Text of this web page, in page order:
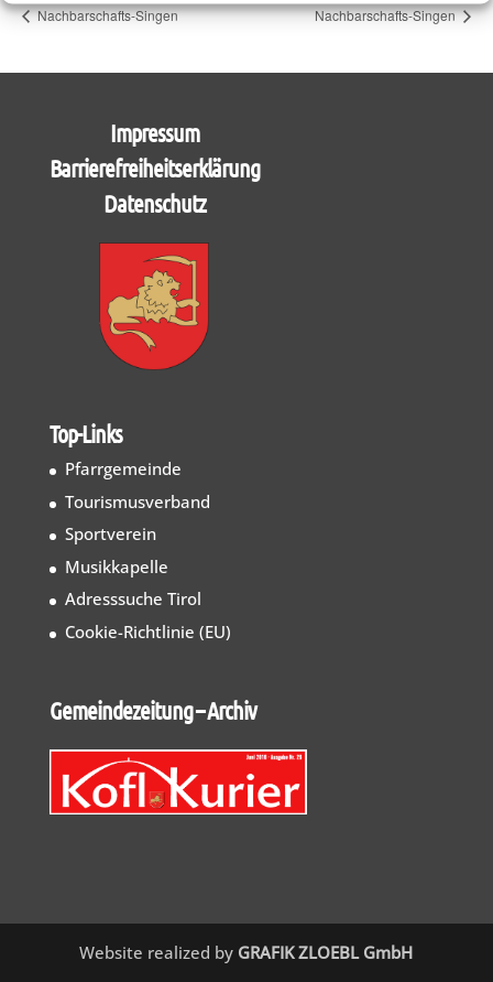
Nachbarschafts-Singen Nachbarschafts-Singen
Impressum
Barrierefreiheitserklärung
Datenschutz
Top-Links
Pfarrgemeinde
Tourismusverband
Sportverein
Musikkapelle
Adresssuche Tirol
Cookie-Richtlinie (EU)
Gemeindezeitung – Archiv
Website realized by GRAFIK ZLOEBL GmbH